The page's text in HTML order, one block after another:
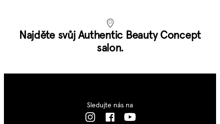
Najděte svůj Authentic Beauty Concept
salon.
Sledujte nás na